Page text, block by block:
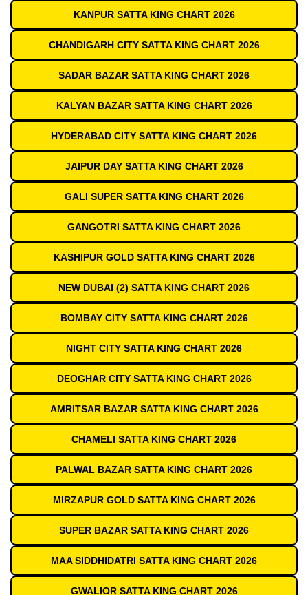
KANPUR SATTA KING CHART 2026
CHANDIGARH CITY SATTA KING CHART 2026
SADAR BAZAR SATTA KING CHART 2026
KALYAN BAZAR SATTA KING CHART 2026
HYDERABAD CITY SATTA KING CHART 2026
JAIPUR DAY SATTA KING CHART 2026
GALI SUPER SATTA KING CHART 2026
GANGOTRI SATTA KING CHART 2026
KASHIPUR GOLD SATTA KING CHART 2026
NEW DUBAI (2) SATTA KING CHART 2026
BOMBAY CITY SATTA KING CHART 2026
NIGHT CITY SATTA KING CHART 2026
DEOGHAR CITY SATTA KING CHART 2026
AMRITSAR BAZAR SATTA KING CHART 2026
CHAMELI SATTA KING CHART 2026
PALWAL BAZAR SATTA KING CHART 2026
MIRZAPUR GOLD SATTA KING CHART 2026
SUPER BAZAR SATTA KING CHART 2026
MAA SIDDHIDATRI SATTA KING CHART 2026
GWALIOR SATTA KING CHART 2026